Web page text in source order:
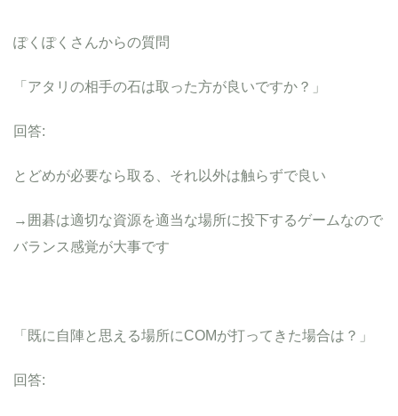
ぽくぽくさんからの質問
「アタリの相手の石は取った方が良いですか？」
回答:
とどめが必要なら取る、それ以外は触らずで良い
→囲碁は適切な資源を適当な場所に投下するゲームなので
バランス感覚が大事です
「既に自陣と思える場所にCOMが打ってきた場合は？」
回答: